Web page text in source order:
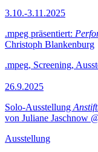
3.10.-3.11.2025
.mpeg präsentiert:
Christoph Blankenburg
.mpeg, Screening,
26.9.2025
Solo-Ausstellung
von Juliane Jaschnow
Ausstellung